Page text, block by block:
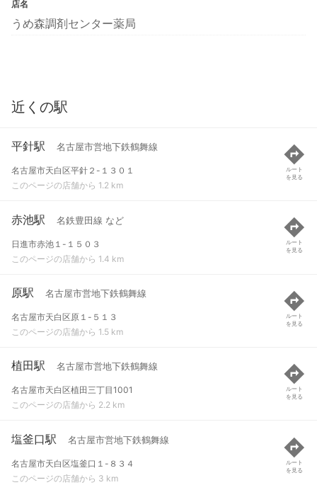
店名
うめ森調剤センター薬局
近くの駅
平針駅 名古屋市営地下鉄鶴舞線
名古屋市天白区平針２-１３０１
このページの店舗から 1.2 km
ルート
を見る
赤池駅 名鉄豊田線 など
日進市赤池１-１５０３
このページの店舗から 1.4 km
ルート
を見る
原駅 名古屋市営地下鉄鶴舞線
名古屋市天白区原１-５１３
このページの店舗から 1.5 km
ルート
を見る
植田駅 名古屋市営地下鉄鶴舞線
名古屋市天白区植田三丁目1001
このページの店舗から 2.2 km
ルート
を見る
塩釜口駅 名古屋市営地下鉄鶴舞線
名古屋市天白区塩釜口１-８３４
このページの店舗から 3 km
ルート
を見る